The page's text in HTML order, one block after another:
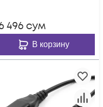
496 сум
В корзину